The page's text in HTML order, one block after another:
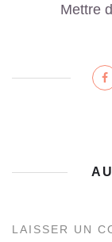
Mettre
LAISSER UN